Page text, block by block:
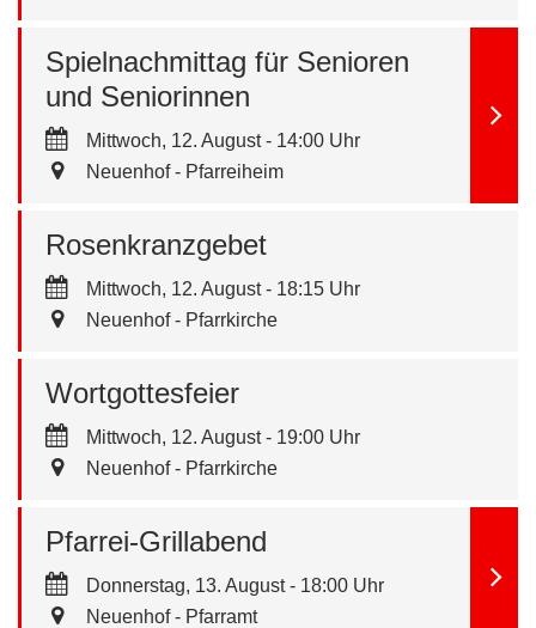
Mittwoch, 12. August - 14:00 Uhr
Neuenhof - Pfarreiheim
Spielnachmittag für Senioren
und Seniorinnen
Mittwoch, 12. August - 18:15 Uhr
Neuenhof - Pfarrkirche
Rosenkranzgebet
Mittwoch, 12. August - 19:00 Uhr
Neuenhof - Pfarrkirche
Wortgottesfeier
Donnerstag, 13. August - 18:00 Uhr
Neuenhof - Pfarramt
Pfarrei-Grillabend